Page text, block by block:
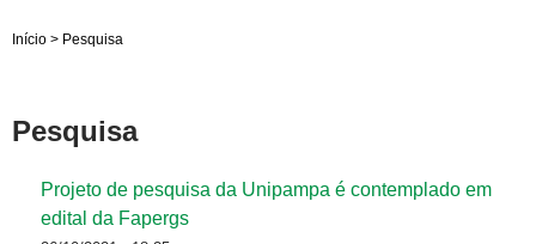
Início > Pesquisa
Pesquisa
Projeto de pesquisa da Unipampa é contemplado em
edital da Fapergs